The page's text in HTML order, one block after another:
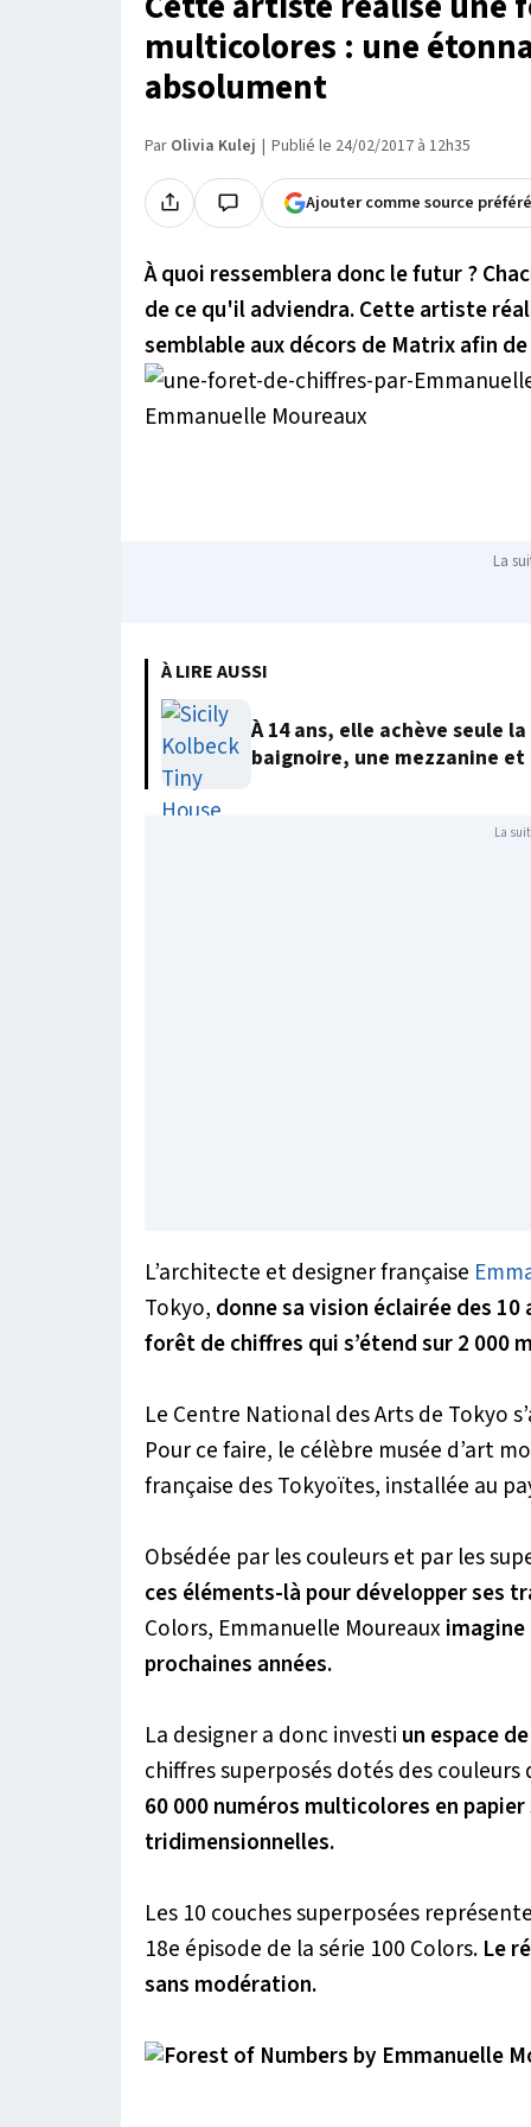
multicolores : une
absolument
Par Olivia Kulej Publié le 24/02/2017 à 12h35
Ajouter comme source
À quoi ressemblera donc le futur ?
de ce qu'il adviendra. Cette artiste
semblable aux décors de Matrix afin
La
À LIRE AUSSI
À 14 ans, elle achève seule
baignoire, une mezzanine et
La
L’architecte et designer française
Tokyo, donne sa vision éclairée des 10
forêt de chiffres qui s’étend sur 2 000
Le Centre National des Arts de Tokyo
Pour ce faire, le célèbre musée d’art
française des Tokyoïtes, installée au
Obsédée par les couleurs et par les
ces éléments-là pour développer ses
Colors, Emmanuelle Moureaux
prochaines années.
La designer a donc investi un espace
chiffres superposés dotés des couleurs
60 000 numéros multicolores en
tridimensionnelles.
Les 10 couches superposées
18e épisode de la série 100 Colors. Le
sans modération.